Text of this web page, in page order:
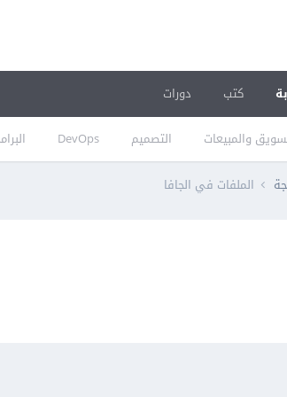
والمبيعات التصميم DevOps
كتب دورات
الملفات في الجافا